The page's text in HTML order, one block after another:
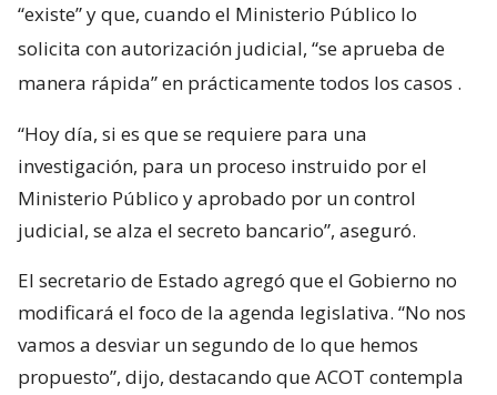
“existe” y que, cuando el Ministerio Público lo
solicita con autorización judicial, “se aprueba de
manera rápida” en prácticamente todos los casos .
“Hoy día, si es que se requiere para una
investigación, para un proceso instruido por el
Ministerio Público y aprobado por un control
judicial, se alza el secreto bancario”, aseguró.
El secretario de Estado agregó que el Gobierno no
modificará el foco de la agenda legislativa. “No nos
vamos a desviar un segundo de lo que hemos
propuesto”, dijo, destacando que ACOT contempla